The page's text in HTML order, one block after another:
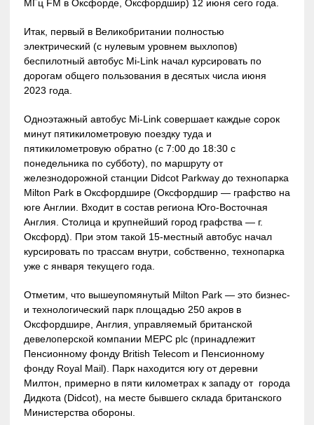
МГц FM в Оксфорде, Оксфордшир) 12 июня сего года.
Итак, первый в Великобритании полностью
электрический (с нулевым уровнем выхлопов)
беспилотный автобус Mi-Link начал курсировать по
дорогам общего пользования в десятых числа июня
2023 года.
Одноэтажный автобус Mi-Link совершает каждые сорок
минут пятикилометровую поездку туда и
пятикилометровую обратно (с 7:00 до 18:30 с
понедельника по субботу), по маршруту от
железнодорожной станции Didcot Parkway до технопарка
Milton Park в Оксфордшире (Оксфордшир — графство на
юге Англии. Входит в состав региона Юго-Восточная
Англия. Столица и крупнейший город графства — г.
Оксфорд). При этом такой 15-местный автобус начал
курсировать по трассам внутри, собственно, технопарка
уже с января текущего года.
Отметим, что вышеупомянутый Milton Park — это бизнес-
и технологический парк площадью 250 акров в
Оксфордшире, Англия, управляемый британской
девелоперской компании MEPC plc (принадлежит
Пенсионному фонду British Telecom и Пенсионному
фонду Royal Mail). Парк находится югу от деревни
Милтон, примерно в пяти километрах к западу от города
Дидкота (Didcot), на месте бывшего склада британского
Министерства обороны.